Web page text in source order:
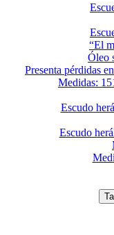
“El
Óleo
Presenta pérdidas
Medidas:
Escudo
Escudo